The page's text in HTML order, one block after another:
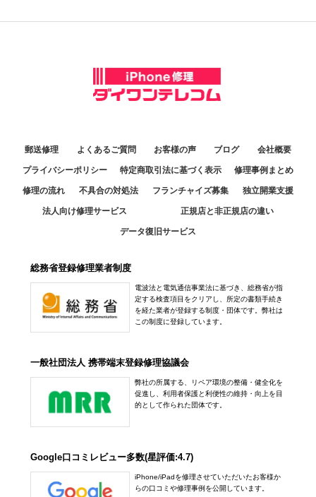
郵送修理 よくあるご質問 お客様の声 ブログ 会社概要
プライバシーポリシー 特定商取引法に基づく表示 修理事例まとめ
修理の流れ 不具合の対処法 フランチャイズ募集 独立開業支援
法人向け修理サービス 正規店と非正規店の違い
データ復旧サービス
総務省登録修理業者制度
電波法と電気通信事業法に基づき、総務省が指
定する検査項目をクリアし、所定の書類手続き
を経た業者が登録する制度・団体です。弊社は
この制度に登録しています。
一般社団法人 携帯端末登録修理協議会
弊社の所属する、リペア環境の整備・健全化を
促進し、利用者保護と利便性の維持・向上を目
的として作られた団体です。
Google口コミレビュー多数(星評価:4.7)
iPhone/iPadを修理させていただいたお客様か
らの口コミや修理事例を公開しています。